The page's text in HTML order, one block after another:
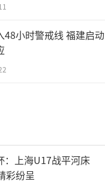
48小时警戒线 福建启动
：上海U17战平河床
彩纷呈